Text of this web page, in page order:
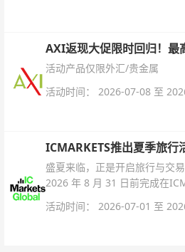
AXI返现大促限时回归！最
活动产品仅限外汇/贵金属
活动时间： 2026-07-08 至
ICMARKETS推出夏季旅行
盛夏来临，正是开启旅行与交
2026 年 8 月 31 日前完成在
活动时间： 2026-07-01 至